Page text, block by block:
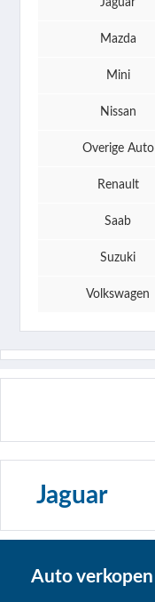
Jaguar
Mazda
Mini
Nissan
Overige Auto
Renault
Saab
Suzuki
Volkswagen
Jaguar
Auto verkopen